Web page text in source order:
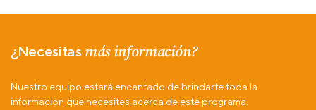
¿Necesitas más información?
Nuestro equipo estará encantado de brindarte toda la
información que necesites acerca de este programa.